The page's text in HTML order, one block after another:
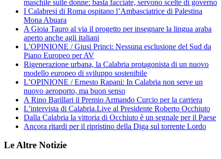
maschile sulle donne: basta facciate, servono scelte di governo
I Calabresi di Roma ospitano l’Ambasciatrice di Palestina
Mona Abuara
A Gioia Tauro al via il progetto per insegnare la lingua araba
aperto anche agli italiani
L’OPINIONE / Giusi Princi: Nessuna esclusione del Sud da
Piano Europeo per AV
Rigenerazione urbana, la Calabria protagonista di un nuovo
modello europeo di sviluppo sostenibile
L’OPINIONE / Ernesto Rapani: In Calabria non serve un
nuovo aeroporto, ma buon senso
A Rino Barillari il Premio Armando Curcio per la carriera
L’intervista di Calabria.Live al Presidente Roberto Occhiuto
Dalla Calabria la vittoria di Occhiuto è un segnale per il Paese
Ancora ritardi per il ripristino della Diga sul torrente Lordo
Le Altre Notizie